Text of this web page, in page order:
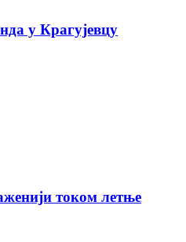
у Крагујевцу
током летње